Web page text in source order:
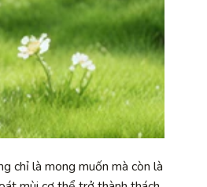
chỉ là mong muốn mà còn là